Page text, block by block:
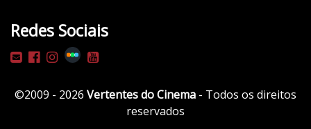
c
o
m
w
Redes Sociais
©2009 - 2026 Vertentes do Cinema - Todos os direitos
reservados